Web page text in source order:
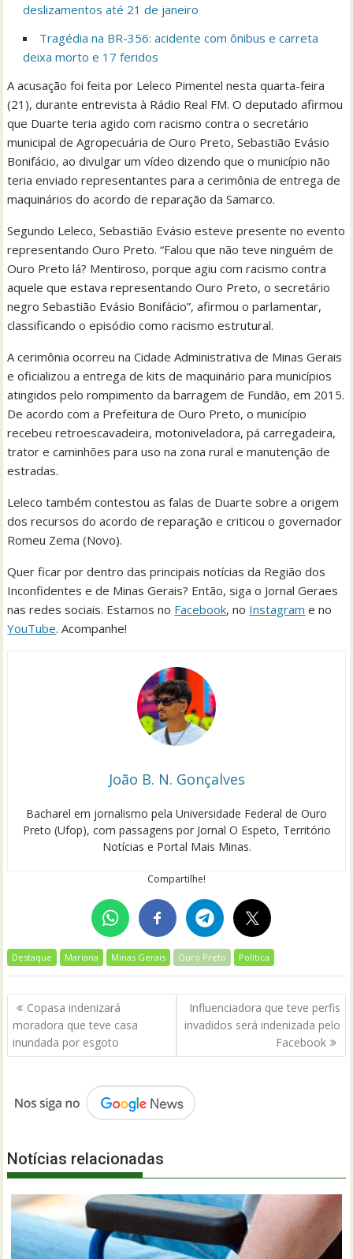
deslizamentos até 21 de janeiro
Tragédia na BR-356: acidente com ônibus e carreta
deixa morto e 17 feridos
A acusação foi feita por Leleco Pimentel nesta quarta-feira
(21), durante entrevista à Rádio Real FM. O deputado afirmou
que Duarte teria agido com racismo contra o secretário
municipal de Agropecuária de Ouro Preto, Sebastião Evásio
Bonifácio, ao divulgar um vídeo dizendo que o município não
teria enviado representantes para a cerimônia de entrega de
maquinários do acordo de reparação da Samarco.
Segundo Leleco, Sebastião Evásio esteve presente no evento
representando Ouro Preto. “Falou que não teve ninguém de
Ouro Preto lá? Mentiroso, porque agiu com racismo contra
aquele que estava representando Ouro Preto, o secretário
negro Sebastião Evásio Bonifácio”, afirmou o parlamentar,
classificando o episódio como racismo estrutural.
A cerimônia ocorreu na Cidade Administrativa de Minas Gerais
e oficializou a entrega de kits de maquinário para municípios
atingidos pelo rompimento da barragem de Fundão, em 2015.
De acordo com a Prefeitura de Ouro Preto, o município
recebeu retroescavadeira, motoniveladora, pá carregadeira,
trator e caminhões para uso na zona rural e manutenção de
estradas.
Leleco também contestou as falas de Duarte sobre a origem
dos recursos do acordo de reparação e criticou o governador
Romeu Zema (Novo).
Quer ficar por dentro das principais notícias da Região dos
Inconfidentes e de Minas Gerais? Então, siga o Jornal Geraes
nas redes sociais. Estamos no Facebook, no Instagram e no
YouTube. Acompanhe!
João B. N. Gonçalves
Bacharel em jornalismo pela Universidade Federal de Ouro
Preto (Ufop), com passagens por Jornal O Espeto, Território
Notícias e Portal Mais Minas.
Compartilhe!
Destaque Mariana Minas Gerais Ouro Preto Política
Navegação
de
Post
Copasa indenizará
moradora que teve casa
inundada por esgoto
Influenciadora que teve perfis
invadidos será indenizada pelo
Facebook
Notícias relacionadas